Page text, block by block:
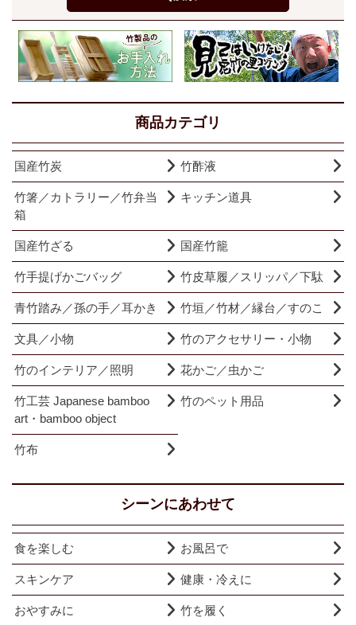
商品カテゴリ
国産竹炭 竹酢液
竹箸／カトラリー／竹弁当
箱
キッチン道具
国産竹ざる 国産竹籠
竹手提げかごバッグ 竹皮草履／スリッパ／下駄
青竹踏み／孫の手／耳かき 竹垣／竹材／縁台／すのこ
文具／小物 竹のアクセサリー・小物
竹のインテリア／照明 花かご／虫かご
竹工芸 Japanese bamboo
art・bamboo object
竹のペット用品
竹布
シーンにあわせて
食を楽しむ お風呂で
スキンケア 健康・冷えに
おやすみに 竹を履く